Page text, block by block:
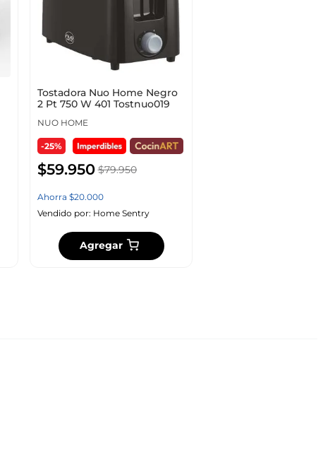
Tostadora Nuo Home Negro
2 Pt 750 W 401 Tostnuo019
NUO HOME
-25%
$59.950 $79.950
Ahorra $20.000
Vendido por: Home Sentry
Agregar